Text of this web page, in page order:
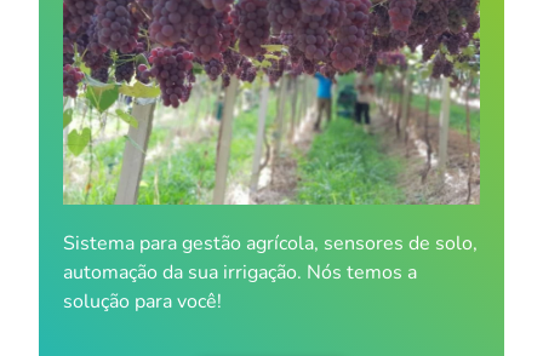
Sistema para gestão agrícola, sensores de solo,
automação da sua irrigação. Nós temos a
solução para você!